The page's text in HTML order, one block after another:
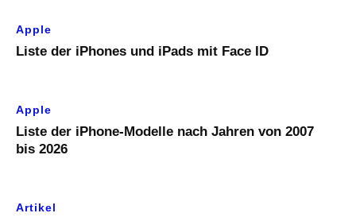
Apple
Liste der iPhones und iPads mit Face ID
Apple
Liste der iPhone-Modelle nach Jahren von 2007
bis 2026
Artikel